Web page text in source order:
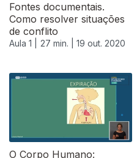
Fontes documentais.
Como resolver situações
de conflito
Aula 1 | 27 min. | 19 out. 2020
O Corpo Humano: